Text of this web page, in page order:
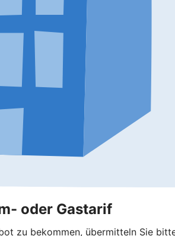
oder Gastarif
zu bekommen, übermitteln Sie